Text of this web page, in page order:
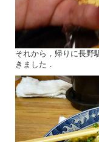
それから，帰りに長野
きました．